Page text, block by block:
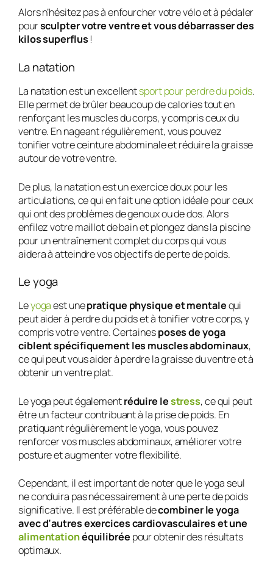
Alors n’hésitez pas à enfourcher votre vélo et à pédaler
poursculpter votre ventre et vous débarrasser des
kilos superflus !
La natation
La natation est un excellentsport pour perdre du poids.
Elle permet de brûler beaucoup de calories tout en
renforçant les muscles du corps, y compris ceux du
ventre. En nageant régulièrement, vous pouvez
tonifier votre ceinture abdominale et réduire la graisse
autour de votre ventre.
De plus, la natation est un exercice doux pour les
articulations, ce qui en fait une option idéale pour ceux
qui ont des problèmes de genoux ou de dos. Alors
enfilez votre maillot de bain et plongez dans la piscine
pour un entraînement complet du corps qui vous
aidera à atteindre vos objectifs de perte de poids.
Le yoga
Leyogaest unepratique physique et mentalequi
peut aider à perdre du poids et à tonifier votre corps, y
compris votre ventre. Certainesposes de yoga
ciblent spécifiquement les muscles abdominaux,
ce qui peut vous aider à perdre la graisse du ventre et à
obtenir un ventre plat.
Le yoga peut égalementréduire lestress, ce qui peut
être un facteur contribuant à la prise de poids. En
pratiquant régulièrement le yoga, vous pouvez
renforcer vos muscles abdominaux, améliorer votre
posture et augmenter votre flexibilité.
Cependant, il est important de noter que le yoga seul
ne conduira pas nécessairement à une perte de poids
significative. Il est préférable decombiner le yoga
avec d’autres exercices cardiovasculaires et une
alimentationéquilibrée pour obtenir des résultats
optimaux.